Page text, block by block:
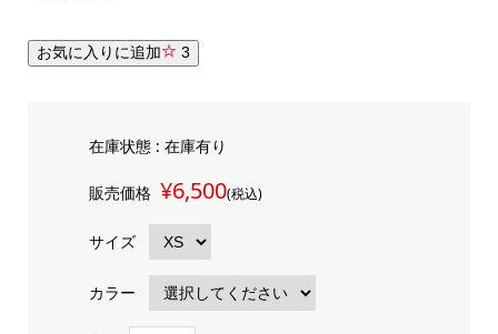
お気に入りに追加 3
在庫状態 : 在庫有り
販売価格 ¥6,500(税込)
サイズ
カラー